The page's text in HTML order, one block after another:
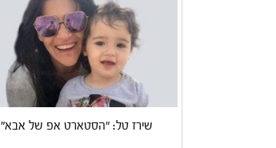
שירז טל: "הסטארט אפ של אבא"